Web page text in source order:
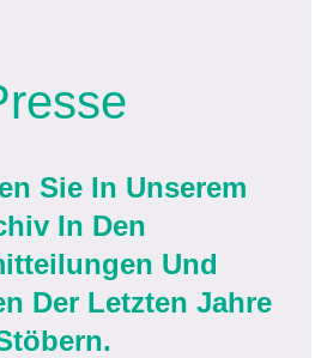
Sie In Unserem
In Den
Und
Der Letzten Jahre